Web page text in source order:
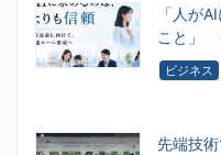
「人が
こと」
ビジネス
先端技